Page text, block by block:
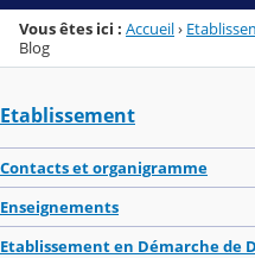
Vous êtes ici : Accueil›
Blog
Etablissement
Contacts et organigramme
Enseignements
Etablissement en Démarche de